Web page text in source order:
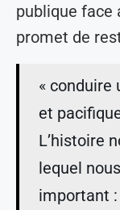
publique face
promet de
« conduire
et
L’histoire
lequel
important